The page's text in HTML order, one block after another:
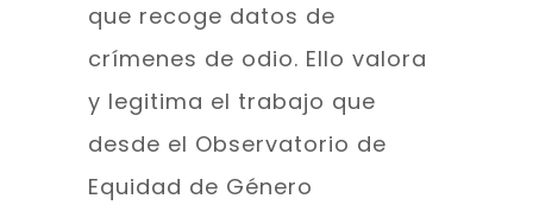
que recoge datos de
crímenes de odio. Ello valora
y legitima el trabajo que
desde el Observatorio de
Equidad de Género